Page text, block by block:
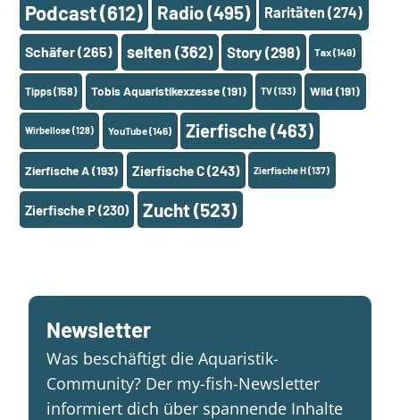
Podcast(612) Radio(495) Raritäten (274)
Schäfer(265) selten (362) Story (298) Tax(149)
Tipps(158) Tobis Aquaristikexzesse(191) TV(133) Wild (191)
Wirbellose(128) YouTube(146) Zierfische(463)
Zierfische A(193) Zierfische C(243) Zierfische H(137)
Zierfische P(230) Zucht(523)
Newsletter
Was beschäftigt die Aquaristik-
Community? Der my-fish-Newsletter
informiert dich über spannende Inhalte